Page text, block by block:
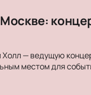
— ведущую
местом для